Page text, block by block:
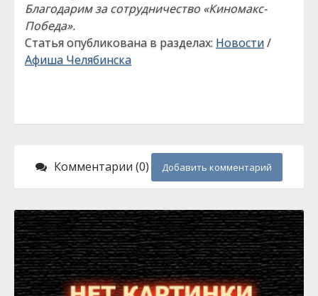
Благодарим за сотрудничество «Киномакс-
Победа».
Статья опубликована в разделах: Новости/
Афиша Челябинска
Комментарии (0) Добавить комментарий